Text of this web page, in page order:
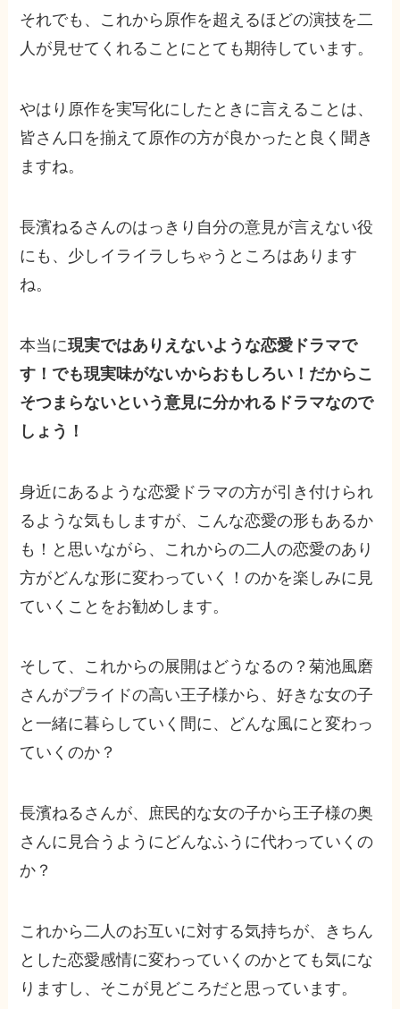
それでも、これから原作を超えるほどの演技を二
人が見せてくれることにとても期待しています。
やはり原作を実写化にしたときに言えることは、
皆さん口を揃えて原作の方が良かったと良く聞き
ますね。
長濱ねるさんのはっきり自分の意見が言えない役
にも、少しイライラしちゃうところはあります
ね。
本当に現実ではありえないような恋愛ドラマで
す！でも現実味がないからおもしろい！だからこ
そつまらないという意見に分かれるドラマなので
しょう！
身近にあるような恋愛ドラマの方が引き付けられ
るような気もしますが、こんな恋愛の形もあるか
も！と思いながら、これからの二人の恋愛のあり
方がどんな形に変わっていく！のかを楽しみに見
ていくことをお勧めします。
そして、これからの展開はどうなるの？菊池風磨
さんがプライドの高い王子様から、好きな女の子
と一緒に暮らしていく間に、どんな風にと変わっ
ていくのか？
長濱ねるさんが、庶民的な女の子から王子様の奥
さんに見合うようにどんなふうに代わっていくの
か？
これから二人のお互いに対する気持ちが、きちん
とした恋愛感情に変わっていくのかとても気にな
りますし、そこが見どころだと思っています。